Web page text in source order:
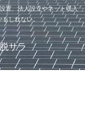
置、法人設立やネット収入
もしれない。
サラ